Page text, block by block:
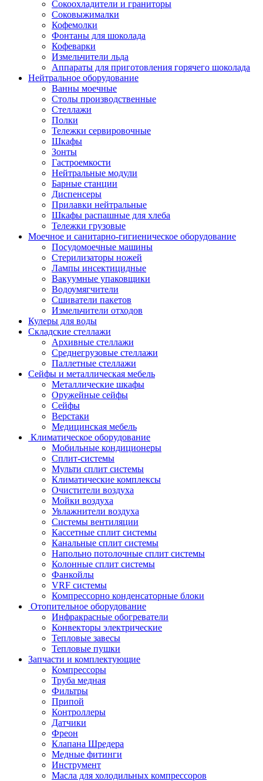
Сокоохладители и граниторы
Соковыжималки
Кофемолки
Фонтаны для шоколада
Кофеварки
Измельчители льда
Аппараты для приготовления горячего шоколада
Нейтральное оборудование
Ванны моечные
Столы производственные
Стеллажи
Полки
Тележки сервировочные
Шкафы
Зонты
Гастроемкости
Нейтральные модули
Барные станции
Диспенсеры
Прилавки нейтральные
Шкафы распашные для хлеба
Тележки грузовые
Моечное и санитарно-гигиеническое оборудование
Посудомоечные машины
Стерилизаторы ножей
Лампы инсектицидные
Вакуумные упаковщики
Водоумягчители
Сшиватели пакетов
Измельчители отходов
Кулеры для воды
Складские стеллажи
Архивные стеллажи
Среднегрузовые стеллажи
Паллетные стеллажи
Сейфы и металлическая мебель
Металлические шкафы
Оружейные сейфы
Сейфы
Верстаки
Медицинская мебель
Климатическое оборудование
Мобильные кондиционеры
Сплит-системы
Мульти сплит системы
Климатические комплексы
Очистители воздуха
Мойки воздуха
Увлажнители воздуха
Системы вентиляции
Кассетные сплит системы
Канальные сплит системы
Напольно потолочные сплит системы
Колонные сплит системы
Фанкойлы
VRF системы
Компрессорно конденсаторные блоки
Отопительное оборудование
Инфракрасные обогреватели
Конвекторы электрические
Тепловые завесы
Тепловые пушки
Запчасти и комплектующие
Компрессоры
Труба медная
Фильтры
Припой
Контроллеры
Датчики
Фреон
Клапана Шредера
Медные фитинги
Инструмент
Масла для холодильных компрессоров